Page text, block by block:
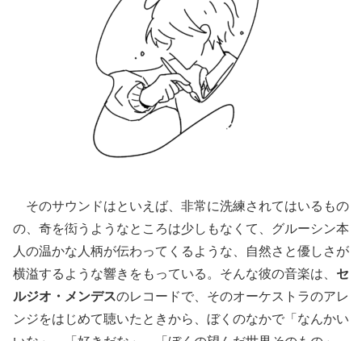
そのサウンドはといえば、非常に洗練されてはいるもの
の、奇を衒うようなところは少しもなくて、グルーシン本
人の温かな人柄が伝わってくるような、自然さと優しさが
横溢するような響きをもっている。そんな彼の音楽は、 セ
ルジオ・メンデスのレコードで、そのオーケストラのアレ
ンジをはじめて聴いたときから、ぼくのなかで「なんかい